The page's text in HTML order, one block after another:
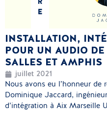
INSTALLATION,
POUR UN AUDIO
SALLES ET AMPHIS
juillet 2021
Nous avons eu l’honneur de
Dominique Jaccard,
d’intégration à Aix Marseille